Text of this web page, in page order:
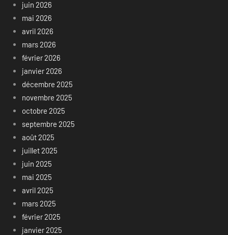
juin 2026
mai 2026
avril 2026
mars 2026
février 2026
janvier 2026
décembre 2025
novembre 2025
octobre 2025
septembre 2025
août 2025
juillet 2025
juin 2025
mai 2025
avril 2025
mars 2025
février 2025
janvier 2025